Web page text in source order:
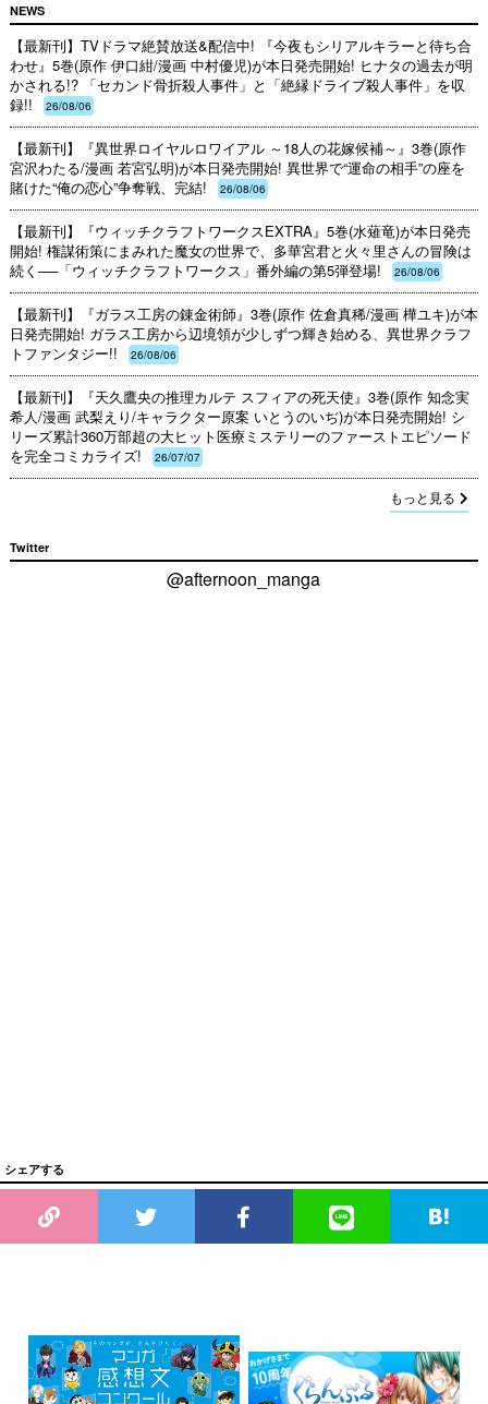
NEWS
【最新刊】TVドラマ絶賛放送&配信中! 『今夜もシリアルキラーと待ち合
わせ』5巻(原作 伊口紺/漫画 中村優児)が本日発売開始! ヒナタの過去が明
かされる!? 「セカンド骨折殺人事件」と「絶縁ドライブ殺人事件」を収
録!!
26/08/06
【最新刊】『異世界ロイヤルロワイアル ～18人の花嫁候補～』3巻(原作
宮沢わたる/漫画 若宮弘明)が本日発売開始! 異世界で“運命の相手”の座を
賭けた“俺の恋心”争奪戦、完結!
26/08/06
【最新刊】『ウィッチクラフトワークスEXTRA』5巻(水薙竜)が本日発売
開始! 権謀術策にまみれた魔女の世界で、多華宮君と火々里さんの冒険は
続く──「ウィッチクラフトワークス」番外編の第5弾登場!
26/08/06
【最新刊】『ガラス工房の錬金術師』3巻(原作 佐倉真稀/漫画 樺ユキ)が本
日発売開始! ガラス工房から辺境領が少しずつ輝き始める、異世界クラフ
トファンタジー!!
26/08/06
【最新刊】『天久鷹央の推理カルテ スフィアの死天使』3巻(原作 知念実
希人/漫画 武梨えり/キャラクター原案 いとうのいぢ)が本日発売開始! シ
リーズ累計360万部超の大ヒット医療ミステリーのファーストエピソード
を完全コミカライズ!
26/07/07
もっと見る
Twitter
@afternoon_manga
シェアする